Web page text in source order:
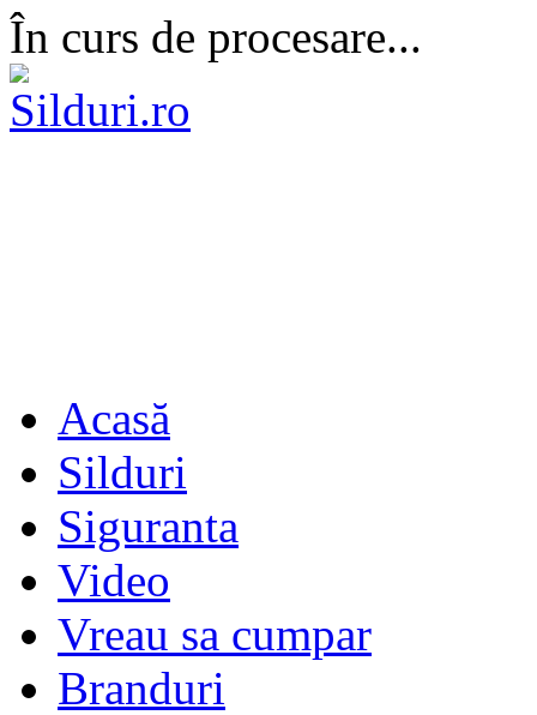
În curs de procesare...
Acasă
Silduri
Siguranta
Video
Vreau sa cumpar
Branduri